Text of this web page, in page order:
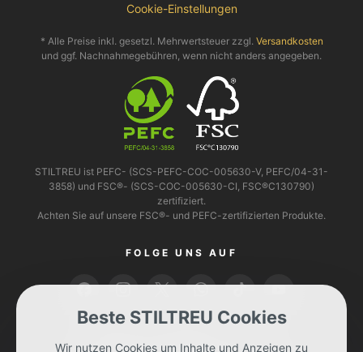
Cookie-Einstellungen
* Alle Preise inkl. gesetzl. Mehrwertsteuer zzgl. Versandkosten
und ggf. Nachnahmegebühren, wenn nicht anders angegeben.
STILTREU ist PEFC- (SCS-PEFC-COC-005630-V, PEFC/04-31-
3858) und FSC®- (SCS-COC-005630-CI, FSC®C130790)
zertifiziert.
Achten Sie auf unsere FSC®- und PEFC-zertifizierten Produkte.
FOLGE UNS AUF
Beste STILTREU Cookies
Wir nutzen Cookies um Inhalte und Anzeigen zu